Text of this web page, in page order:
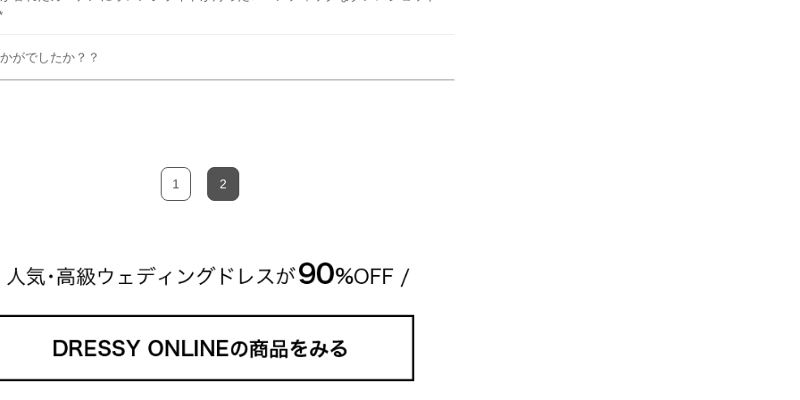
がでしたか？？
1 2